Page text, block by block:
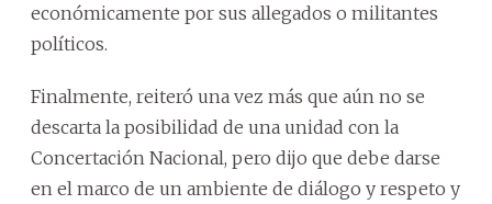
económicamente por sus allegados o militantes
políticos.
Finalmente, reiteró una vez más que aún no se
descarta la posibilidad de una unidad con la
Concertación Nacional, pero dijo que debe darse
en el marco de un ambiente de diálogo y respeto y